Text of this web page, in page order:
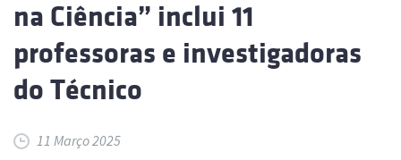
na Ciência” inclui 11
professoras e investigadoras
do Técnico
11 Março 2025